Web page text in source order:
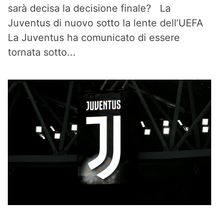
sarà decisa la decisione finale? La
Juventus di nuovo sotto la lente dell’UEFA
La Juventus ha comunicato di essere
tornata sotto...